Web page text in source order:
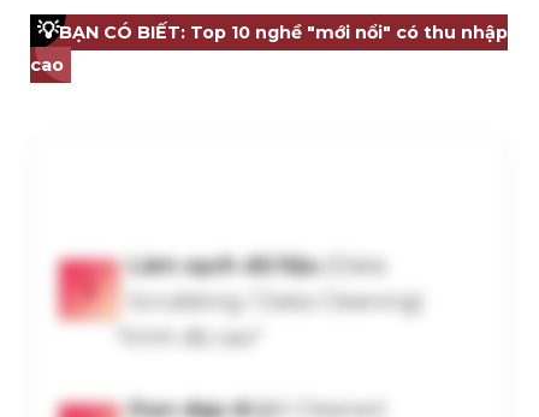
💡BẠN CÓ BIẾT: Top 10 nghề "mới nổi" có thu nhập
cao